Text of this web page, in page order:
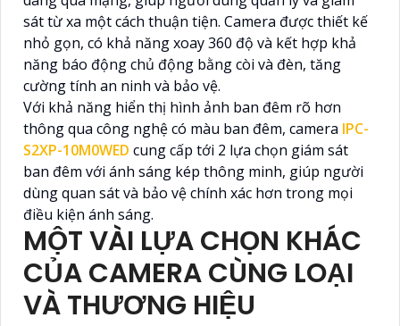
sát từ xa một cách thuận tiện. Camera được thiết kế
nhỏ gọn, có khả năng xoay 360 độ và kết hợp khả
năng báo động chủ động bằng còi và đèn, tăng
cường tính an ninh và bảo vệ.
Với khả năng hiển thị hình ảnh ban đêm rõ hơn
thông qua công nghệ có màu ban đêm, camera IPC-
S2XP-10M0WED cung cấp tới 2 lựa chọn giám sát
ban đêm với ánh sáng kép thông minh, giúp người
dùng quan sát và bảo vệ chính xác hơn trong mọi
điều kiện ánh sáng.
MỘT VÀI LỰA CHỌN KHÁC
CỦA CAMERA CÙNG LOẠI
VÀ THƯƠNG HIỆU